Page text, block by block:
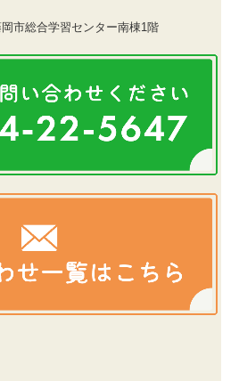
市総合学習センター南棟1階